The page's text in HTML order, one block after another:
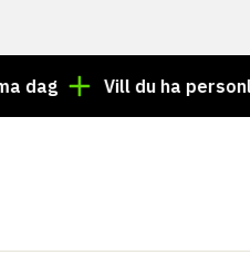
Vill du ha personlig